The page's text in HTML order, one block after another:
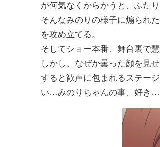
が何気なくからかうと、ふた
そんなみのりの様子に煽られ
を攻め立てる。
そしてショー本番、舞台裏で
しかし、なぜか曇った顔を見せ
すると歓声に包まれるステー
い…みのりちゃんの事、好き…